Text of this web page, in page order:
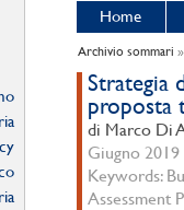
Home
Archivio sommari
Strategia
proposta
di Marco Di
Giugno 2019
Keywords:
Assessment